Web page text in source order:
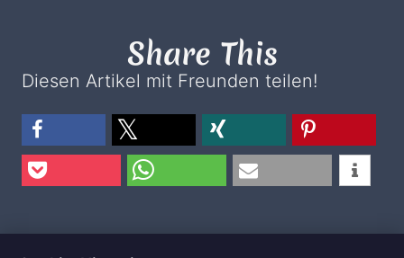
Share This
Diesen Artikel mit Freunden teilen!